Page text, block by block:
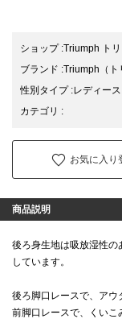
ショップ:Triumph ト
ブランド :Triumph （
性別タイプ:レディース
カテゴリ :
お気に入り
商品説明
後ろ身生地は吸放湿性の
しています。
後ろ脚口レースで、アウ
前脚口レースで、くいこ